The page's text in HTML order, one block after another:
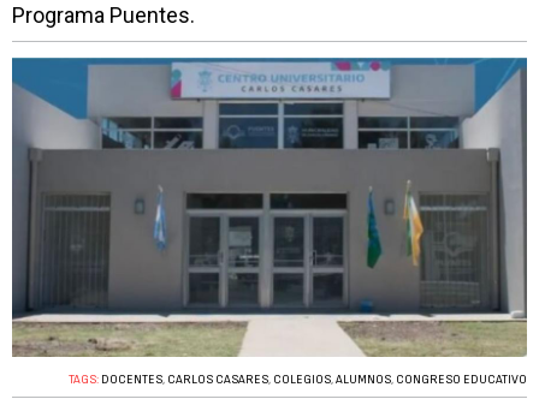
Programa Puentes.
TAGS: DOCENTES, CARLOS CASARES, COLEGIOS,ALUMNOS, CONGRESO EDUCATIVO